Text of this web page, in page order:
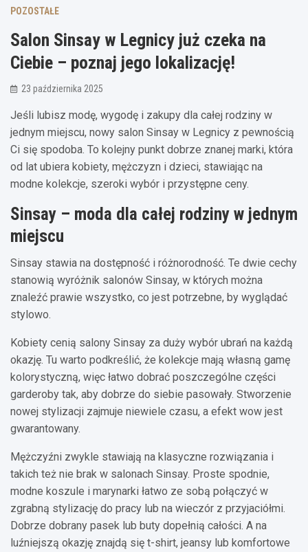
POZOSTAŁE
Salon Sinsay w Legnicy już czeka na
Ciebie – poznaj jego lokalizację!
23 października 2025
Jeśli lubisz modę, wygodę i zakupy dla całej rodziny w
jednym miejscu, nowy salon Sinsay w Legnicy z pewnością
Ci się spodoba. To kolejny punkt dobrze znanej marki, która
od lat ubiera kobiety, mężczyzn i dzieci, stawiając na
modne kolekcje, szeroki wybór i przystępne ceny.
Sinsay – moda dla całej rodziny w jednym
miejscu
Sinsay stawia na dostępność i różnorodność. Te dwie cechy
stanowią wyróżnik salonów Sinsay, w których można
znaleźć prawie wszystko, co jest potrzebne, by wyglądać
stylowo.
Kobiety cenią salony Sinsay za duży wybór ubrań na każdą
okazję. Tu warto podkreślić, że kolekcje mają własną gamę
kolorystyczną, więc łatwo dobrać poszczególne części
garderoby tak, aby dobrze do siebie pasowały. Stworzenie
nowej stylizacji zajmuje niewiele czasu, a efekt wow jest
gwarantowany.
Mężczyźni zwykle stawiają na klasyczne rozwiązania i
takich też nie brak w salonach Sinsay. Proste spodnie,
modne koszule i marynarki łatwo ze sobą połączyć w
zgrabną stylizację do pracy lub na wieczór z przyjaciółmi.
Dobrze dobrany pasek lub buty dopełnią całości. A na
luźniejszą okazję znajdą się t-shirt, jeansy lub komfortowe